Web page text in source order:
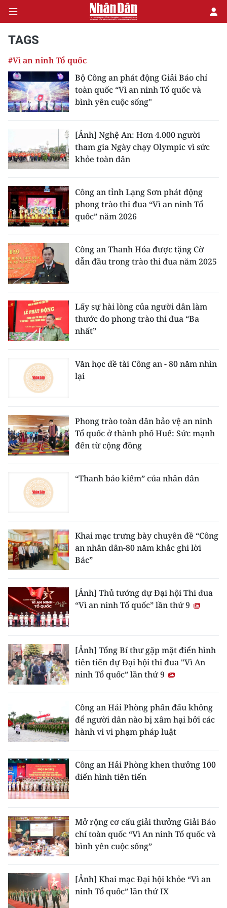
CHÍNH TRỊ
KINH TẾ
PHÁP LUẬT
DU LỊCH
THẾ GIỚI
GIÁO DỤC
KHOA HỌC - CÔNG NGHỆ
MÔI TRƯỜNG
BẠN ĐỌC
KIỂM CHỨNG THÔNG TIN
54 DÂN TỘC VIỆT NAM
CHƯƠNG TRÌNH OCOP - MỖI XÃ
RADIO
MEDIA CENTER
E-Magazine
Video
Media Chính trị
Media Kinh tế
Media Xã hội
Media Pháp luật
Media Thế giới
Media Giáo dục
Media Y tế
Media Khoa học - Công nghệ
Media Môi trường
Infographic
TAGS
#Vì an ninh Tổ quốc
Bộ Công an phát động Giải Báo chí
toàn quốc “Vì an ninh Tổ quốc và
bình yên cuộc sống"
[Ảnh] Nghệ An: Hơn 4.000 người
tham gia Ngày chạy Olympic vì sức
khỏe toàn dân
Công an tỉnh Lạng Sơn phát động
phong trào thi đua “Vì an ninh Tổ
quốc” năm 2026
Công an Thanh Hóa được tặng Cờ
dẫn đầu trong trào thi đua năm 2025
Lấy sự hài lòng của người dân làm
thước đo phong trào thi đua “Ba
nhất”
Văn học đề tài Công an - 80 năm nhìn
lại
Phong trào toàn dân bảo vệ an ninh
Tổ quốc ở thành phố Huế: Sức mạnh
đến từ cộng đồng
“Thanh bảo kiếm” của nhân dân
Khai mạc trưng bày chuyên đề “Công
an nhân dân-80 năm khắc ghi lời
Bác”
[Ảnh] Thủ tướng dự Đại hội Thi đua
“Vì an ninh Tổ quốc” lần thứ 9
[Ảnh] Tổng Bí thư gặp mặt điển hình
tiên tiến dự Đại hội thi đua "Vì An
ninh Tổ quốc” lần thứ 9
Công an Hải Phòng phấn đấu không
để người dân nào bị xâm hại bởi các
hành vi vi phạm pháp luật
Công an Hải Phòng khen thưởng 100
điển hình tiên tiến
Mở rộng cơ cấu giải thưởng Giải Báo
chí toàn quốc “Vì An ninh Tổ quốc và
bình yên cuộc sống”
[Ảnh] Khai mạc Đại hội khỏe “Vì an
ninh Tổ quốc” lần thứ IX